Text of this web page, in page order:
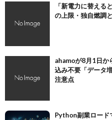
「新電力に替える
の上限・独自燃調
ahamoが8月1日か
込み不要「データ
注意点
Python副業ロード